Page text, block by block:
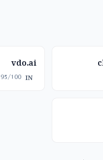
vdo.ai
IN
95/100